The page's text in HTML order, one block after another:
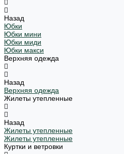
Назад
Юбки
Юбки мини
Юбки миди
Юбки макси
Верхняя одежда
Назад
Верхняя одежда
Жилеты утепленные
Назад
Жилеты утепленные
Жилеты утепленные
Куртки и ветровки